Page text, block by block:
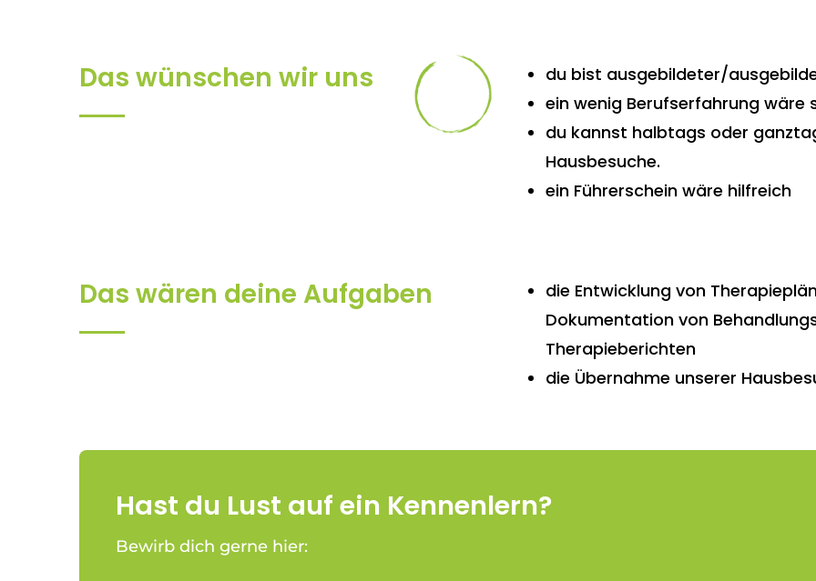
Das wünschen wir uns
du bist ausgebildeter/
ein wenig Berufserfahrung wäre
du kannst halbtags oder
Hausbesuche.
ein Führerschein wäre hilfreich
Das wären deine Aufgaben
die Entwicklung von
Dokumentation von
Therapieberichten
die Übernahme unserer
Hast du Lust auf ein Kennenlern?
Bewirb dich gerne hier: